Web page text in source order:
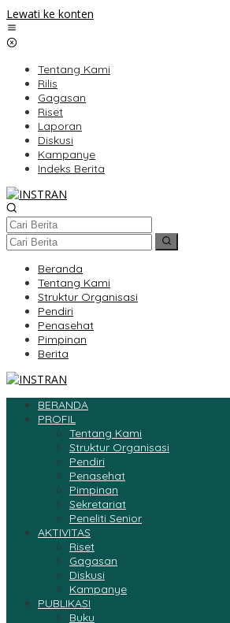
Lewati ke konten
Tentang Kami
Rilis
Gagasan
Riset
Laporan
Diskusi
Kampanye
Indeks Berita
Beranda
Tentang Kami
Struktur Organisasi
Pendiri
Penasehat
Pimpinan
Berita
BERANDA
PROFIL
Tentang Kami
Struktur Organisasi
Pendiri
Penasehat
Pimpinan
Sekretariat
Peneliti Senior
AKTIVITAS
Riset
Gagasan
Diskusi
Kampanye
PUBLIKASI
Buku